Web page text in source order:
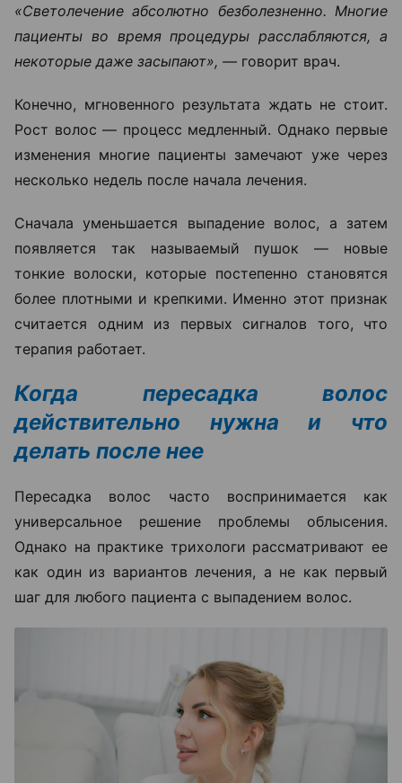
«Светолечение абсолютно безболезненно. Многие
пациенты во время процедуры расслабляются, а
некоторые даже засыпают», — говорит врач.
Конечно, мгновенного результата ждать не стоит.
Рост волос — процесс медленный. Однако первые
изменения многие пациенты замечают уже через
несколько недель после начала лечения.
Сначала уменьшается выпадение волос, а затем
появляется так называемый пушок — новые
тонкие волоски, которые постепенно становятся
более плотными и крепкими. Именно этот признак
считается одним из первых сигналов того, что
терапия работает.
Когда пересадка волос
действительно нужна и что
делать после нее
Пересадка волос часто воспринимается как
универсальное решение проблемы облысения.
Однако на практике трихологи рассматривают ее
как один из вариантов лечения, а не как первый
шаг для любого пациента с выпадением волос.